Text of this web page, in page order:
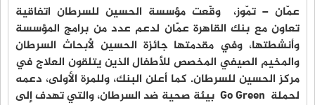
عمّان – تمّوز، وقّعت مؤسسة الحسين للسرطان اتفاقية
تعاون مع بنك القاهرة عمّان لدعم عدد من برامج المؤسسة
وأنشطتها، وفي مقدمتها جائزة الحسين لأبحاث السرطان
والمخيم الصيفي المخصص للأطفال الذين يتلقون العلاج في
مركز الحسين للسرطان. كما أعلن البنك، وللمرة الأولى، دعمه
لحملة Go Green بيئة صحية ضد السرطان، والتي تهدف إلى